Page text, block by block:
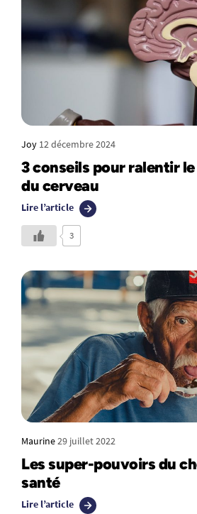
Joy 12 décembre 2024
3 conseils pour ralentir
du cerveau
Lire l’article
3
Maurine29 juillet 2022
Les super-pouvoirs du
santé
Lire l’article